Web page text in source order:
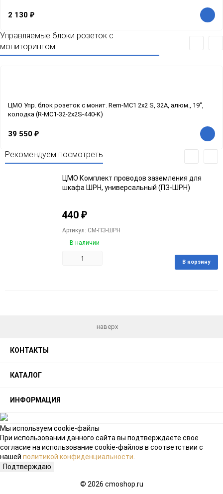
2 130 ₽
Управляемые блоки розеток с
мониторингом
ЦМО Упр. блок розеток с монит. Rem-MC1 2x2 S, 32A, алюм., 19",
колодка (R-MC1-32-2x2S-440-K)
39 550 ₽
Рекомендуем посмотреть
ЦМО Комплект проводов заземления для
шкафа ШРН, универсальный (ПЗ-ШРН)
440 ₽
Артикул: CM-ПЗ-ШРН
В наличии
В корзину
наверх
КОНТАКТЫ
КАТАЛОГ
ИНФОРМАЦИЯ
Мы используем cookie-файлы
При использовании данного сайта вы подтверждаете свое
согласие на использование cookie-файлов в соответствии с
нашей политикой конфиденциальности
Подтверждаю
© 2026 cmoshop.ru